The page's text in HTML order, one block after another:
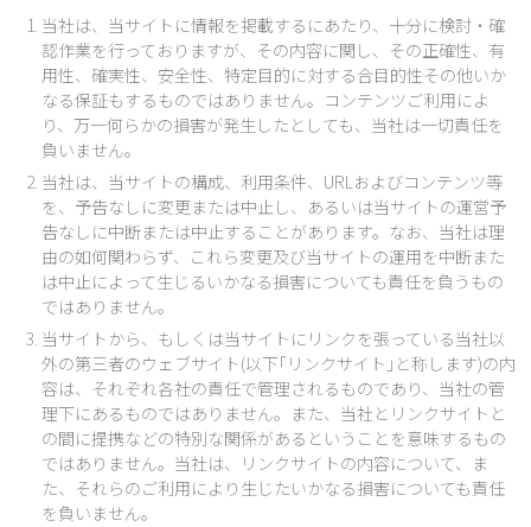
当社は、当サイトに情報を掲載するにあたり、十分に検討・確
認作業を行っておりますが、その内容に関し、その正確性、有
用性、確実性、安全性、特定目的に対する合目的性その他いか
なる保証もするものではありません。コンテンツご利用によ
り、万一何らかの損害が発生したとしても、当社は一切責任を
負いません。
当社は、当サイトの構成、利用条件、URLおよびコンテンツ等
を、予告なしに変更または中止し、あるいは当サイトの運営予
告なしに中断または中止することがあります。なお、当社は理
由の如何関わらず、これら変更及び当サイトの運用を中断また
は中止によって生じるいかなる損害についても責任を負うもの
ではありません。
当サイトから、もしくは当サイトにリンクを張っている当社以
外の第三者のウェブサイト(以下｢リンクサイト｣と称します)の内
容は、それぞれ各社の責任で管理されるものであり、当社の管
理下にあるものではありません。また、当社とリンクサイトと
の間に提携などの特別な関係があるということを意味するもの
ではありません。当社は、リンクサイトの内容について、ま
た、それらのご利用により生じたいかなる損害についても責任
を負いません。